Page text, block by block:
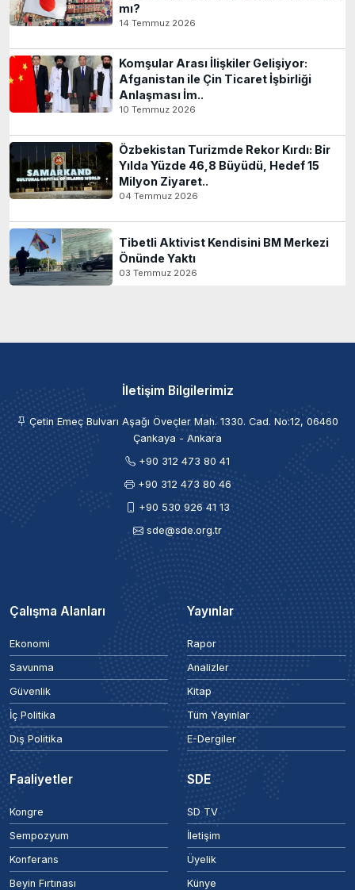
mı?
14 Temmuz 2026
Komşular Arası İlişkiler Gelişiyor:
Afganistan ile Çin Ticaret İşbirliği
Anlaşması İm..
10 Temmuz 2026
Özbekistan Turizmde Rekor Kırdı: Bir
Yılda Yüzde 46,8 Büyüdü, Hedef 15
Milyon Ziyaret..
04 Temmuz 2026
Tibetli Aktivist Kendisini BM Merkezi
Önünde Yaktı
03 Temmuz 2026
İletişim Bilgilerimiz
Çetin Emeç Bulvarı Aşağı Öveçler Mah. 1330. Cad. No:12, 06460
Çankaya - Ankara
+90 312 473 80 41
+90 312 473 80 46
+90 530 926 41 13
sde@sde.org.tr
Çalışma Alanları
Ekonomi
Savunma
Güvenlik
İç Politika
Dış Politika
Yayınlar
Rapor
Analizler
Kitap
Tüm Yayınlar
E-Dergiler
Faaliyetler
Kongre
Sempozyum
Konferans
Beyin Fırtınası
SDE
SD TV
İletişim
Üyelik
Künye